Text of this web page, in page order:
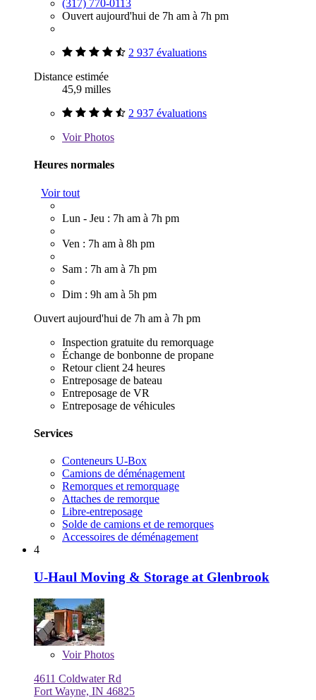
(317) 770-0113
Ouvert aujourd'hui de 7h am à 7h pm
2 937 évaluations
Distance estimée
45,9 milles
2 937 évaluations
VoirPhotos
Heures normales
Voir tout
Lun - Jeu : 7h am à 7h pm
Ven : 7h am à 8h pm
Sam : 7h am à 7h pm
Dim : 9h am à 5h pm
Ouvert aujourd'hui de 7h am à 7h pm
Inspection gratuite du remorquage
Échange de bonbonne de propane
Retour client 24 heures
Entreposage de bateau
Entreposage de VR
Entreposage de véhicules
Services
Conteneurs U-Box
Camions de déménagement
Remorques et remorquage
Attaches de remorque
Libre-entreposage
Solde de camions et de remorques
Accessoires de déménagement
4
U-Haul Moving & Storage at Glenbrook
VoirPhotos
4611 Coldwater Rd
Fort Wayne, IN 46825